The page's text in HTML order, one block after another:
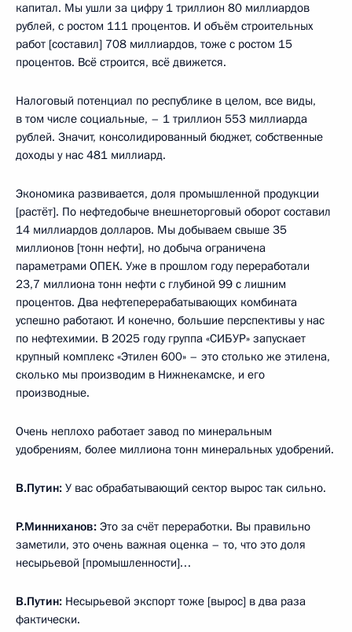
капитал. Мы ушли за цифру 1 триллион 80 миллиардов
рублей, с ростом 111 процентов. И объём строительных
работ [составил] 708 миллиардов, тоже с ростом 15
процентов. Всё строится, всё движется.
Налоговый потенциал по республике в целом, все виды,
в том числе социальные, – 1 триллион 553 миллиарда
рублей. Значит, консолидированный бюджет, собственные
доходы у нас 481 миллиард.
Экономика развивается, доля промышленной продукции
[растёт]. По нефтедобыче внешнеторговый оборот составил
14 миллиардов долларов. Мы добываем свыше 35
миллионов [тонн нефти], но добыча ограничена
параметрами ОПЕК. Уже в прошлом году переработали
23,7 миллиона тонн нефти с глубиной 99 с лишним
процентов. Два нефтеперерабатывающих комбината
успешно работают. И конечно, большие перспективы у нас
по нефтехимии. В 2025 году группа «СИБУР» запускает
крупный комплекс «Этилен 600» – это столько же этилена,
сколько мы производим в Нижнекамске, и его
производные.
Очень неплохо работает завод по минеральным
удобрениям, более миллиона тонн минеральных удобрений.
В.Путин: У вас обрабатывающий сектор вырос так сильно.
Р.Минниханов: Это за счёт переработки. Вы правильно
заметили, это очень важная оценка – то, что это доля
несырьевой [промышленности]…
В.Путин: Несырьевой экспорт тоже [вырос] в два раза
фактически.